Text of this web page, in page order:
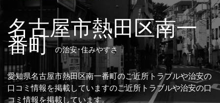
名古屋市熱田区南一
番町の治安･住みやすさ
愛知県名古屋市熱田区南一番町のご近所トラブルや治安の
口コミ情報を掲載していますのご近所トラブルや治安の口
コミ情報を掲載しています。